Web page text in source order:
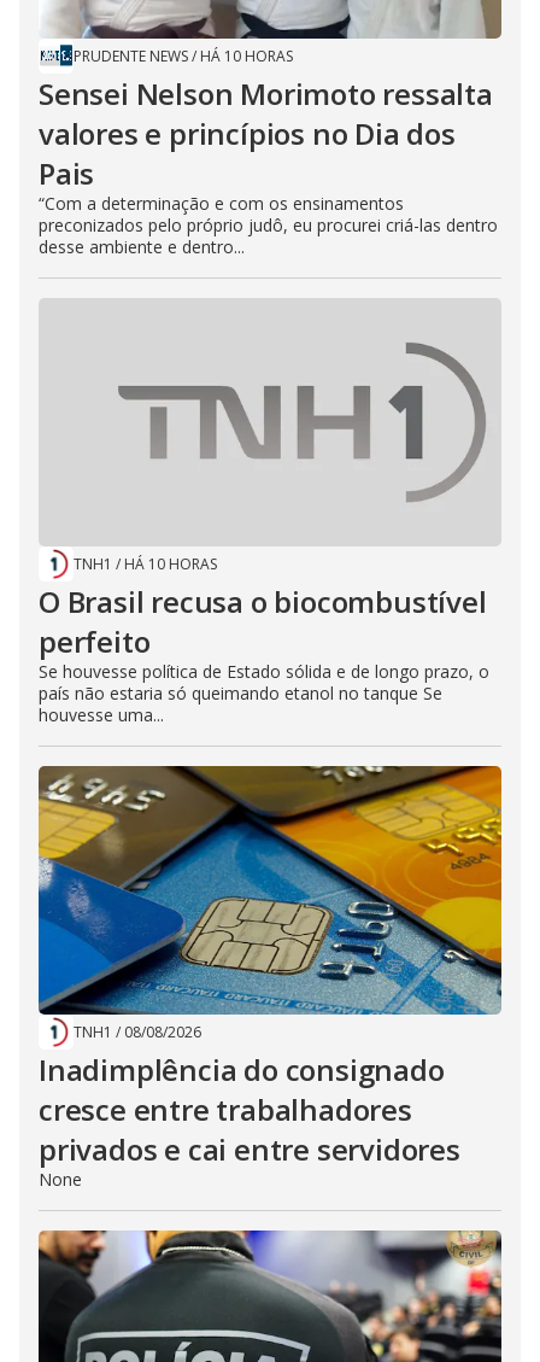
PRUDENTE NEWS/ HÁ 10 HORAS
Sensei Nelson Morimoto ressalta
valores e princípios no Dia dos
Pais
“Com a determinação e com os ensinamentos
preconizados pelo próprio judô, eu procurei criá-las dentro
desse ambiente e dentro...
TNH1 / HÁ 10 HORAS
O Brasil recusa o biocombustível
perfeito
Se houvesse política de Estado sólida e de longo prazo, o
país não estaria só queimando etanol no tanque Se
houvesse uma...
TNH1 / 08/08/2026
Inadimplência do consignado
cresce entre trabalhadores
privados e cai entre servidores
None